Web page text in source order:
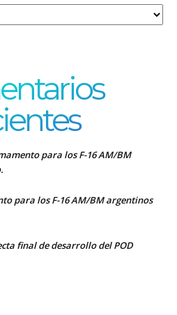
para los F-16 AM/BM
para los F-16 AM/BM argentinos
final de desarrollo del POD